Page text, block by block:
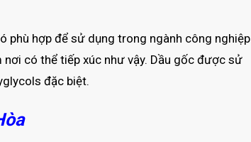
phù hợp để sử dụng trong ngành công nghiệp
có thể tiếp xúc như vậy. Dầu gốc được sử
đặc biệt.